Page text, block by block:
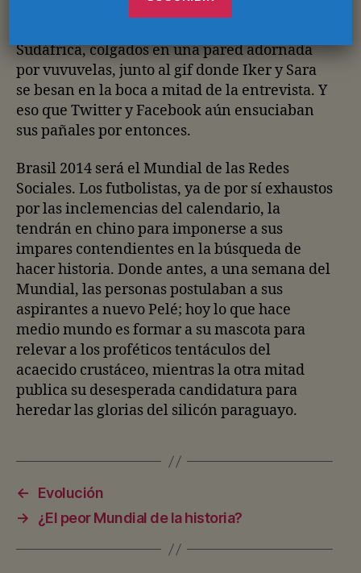
Sudáfrica, colgados en una pared adornada
por vuvuvelas, junto al gif donde Iker y Sara
se besan en la boca a mitad de la entrevista. Y
eso que Twitter y Facebook aún ensuciaban
sus pañales por entonces.
Brasil 2014 será el Mundial de las Redes
Sociales. Los futbolistas, ya de por sí exhaustos
por las inclemencias del calendario, la
tendrán en chino para imponerse a sus
impares contendientes en la búsqueda de
hacer historia. Donde antes, a una semana del
Mundial, las personas postulaban a sus
aspirantes a nuevo Pelé; hoy lo que hace
medio mundo es formar a su mascota para
relevar a los proféticos tentáculos del
acaecido crustáceo, mientras la otra mitad
publica su desesperada candidatura para
heredar las glorias del silicón paraguayo.
←
Evolución
→
¿El peor Mundial de la historia?